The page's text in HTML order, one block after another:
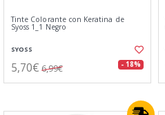
Tinte Colorante con Keratina de
Syoss 1_1 Negro
SYOSS
5,70€ 6,99€ - 18%